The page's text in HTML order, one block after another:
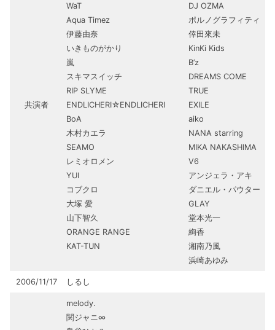
共演者
WaT
Aqua Timez
伊藤由奈
いきものがかり
嵐
スキマスイッチ
RIP SLYME
ENDLICHERI☆ENDLICHERI
BoA
木村カエラ
SEAMO
レミオロメン
YUI
コブクロ
大塚 愛
山下智久
ORANGE RANGE
KAT-TUN
DJ OZMA
ポルノグラフィティ
倖田來未
KinKi Kids
B’z
DREAMS COME
TRUE
EXILE
aiko
NANA starring
MIKA NAKASHIMA
V6
アンジェラ・アキ
ダニエル・パウター
GLAY
堂本光一
絢香
湘南乃風
浜崎あゆみ
2006/11/17 しるし
melody.
関ジャニ∞